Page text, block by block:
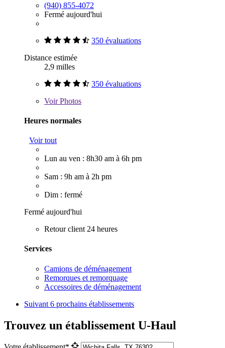
(940) 855-4072
Fermé aujourd'hui
350 évaluations
Distance estimée
2,9 milles
350 évaluations
VoirPhotos
Heures normales
Voir tout
Lun au ven : 8h30 am à 6h pm
Sam : 9h am à 2h pm
Dim : fermé
Fermé aujourd'hui
Retour client 24 heures
Services
Camions de déménagement
Remorques et remorquage
Accessoires de déménagement
Suivant 6 prochains établissements
Trouvez un établissement U-Haul